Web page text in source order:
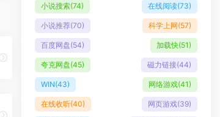
小说搜索(74) 在线阅读(73)
小说推荐(70) 科学上网(57)
百度网盘(54) 加载快(51)
夸克网盘(45) 磁力链接(44)
WIN(43) 网络游戏(41)
在线收听(40) 网页游戏(39)